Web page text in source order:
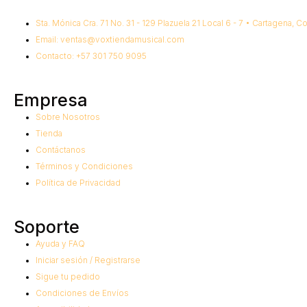
Sta. Mónica Cra. 71 No. 31 - 129 Plazuela 21 Local 6 - 7 • Cartagena,
Email: ventas@voxtiendamusical.com
Contacto: +57 301 750 9095
Empresa
Sobre Nosotros
Tienda
Contáctanos
Términos y Condiciones
Política de Privacidad
Soporte
Ayuda y FAQ
Iniciar sesión / Registrarse
Sigue tu pedido
Condiciones de Envíos